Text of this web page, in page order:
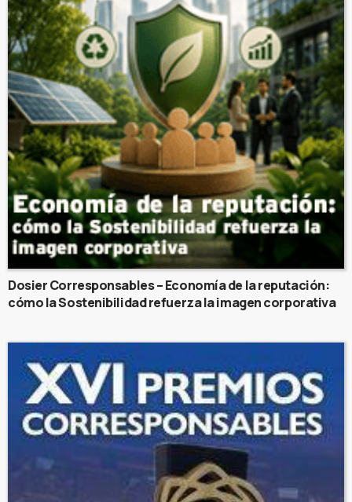
Dosier Corresponsables – Economía de la reputación:
cómo la Sostenibilidad refuerza la imagen corporativa